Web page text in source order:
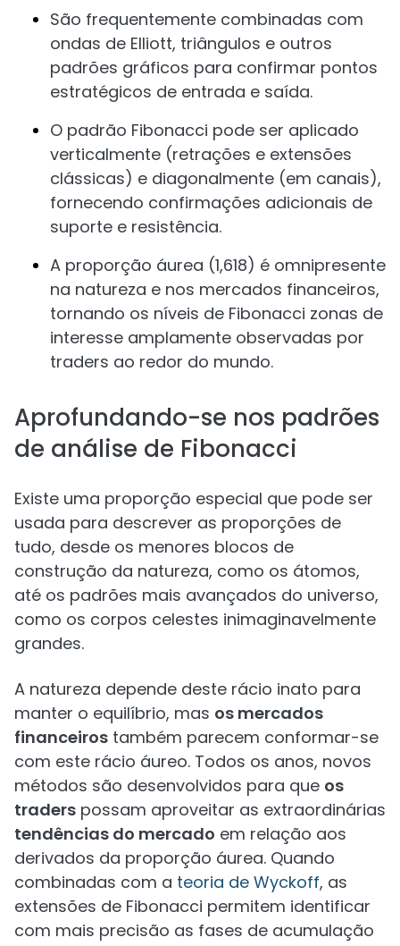
São frequentemente combinadas com
ondas de Elliott, triângulos e outros
padrões gráficos para confirmar pontos
estratégicos de entrada e saída.
O padrão Fibonacci pode ser aplicado
verticalmente (retrações e extensões
clássicas) e diagonalmente (em canais),
fornecendo confirmações adicionais de
suporte e resistência.
A proporção áurea (1,618) é omnipresente
na natureza e nos mercados financeiros,
tornando os níveis de Fibonacci zonas de
interesse amplamente observadas por
traders ao redor do mundo.
Aprofundando-se nos padrões
de análise de Fibonacci
Existe uma proporção especial que pode ser
usada para descrever as proporções de
tudo, desde os menores blocos de
construção da natureza, como os átomos,
até os padrões mais avançados do universo,
como os corpos celestes inimaginavelmente
grandes.
A natureza depende deste rácio inato para
manter o equilíbrio, mas os mercados
financeiros também parecem conformar-se
com este rácio áureo. Todos os anos, novos
métodos são desenvolvidos para que os
traders possam aproveitar as extraordinárias
tendências do mercado em relação aos
derivados da proporção áurea. Quando
combinadas com a teoria de Wyckoff, as
extensões de Fibonacci permitem identificar
com mais precisão as fases de acumulação